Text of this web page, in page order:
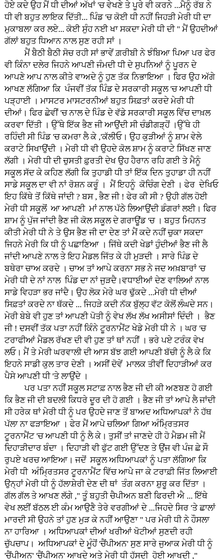
ਹੋਏ ਕਦੇ ਉਹ ਮੈਂ ਧੀ ਦੀਆਂ ਅੱਖਾਂ 'ਚ ਵੇਖਣੇ ਤੇ ਪੂਰੇ ਵੀ ਕਰਨੇ ...ਮੈਨੂੰ ਰੱਬ ਨੇ
ਧੀ ਵੀ ਬਹੁਤ ਲਾਇਕ ਦਿੱਤੀ... ਪਿੰਡ 'ਚ ਕੋਈ ਧੀ ਨਹੀਂ ਜਿਹੜੀ ਮੇਰੀ ਧੀ ਦਾ
ਮੁਕਾਬਲਾ ਕਰ ਲਏ... ਕੋਈ ਸੁੰਹ ਨਈ ਖਾ ਸਕਦਾ ਮੇਰੀ ਧੀ ਦੀ " ਮੈਂ ਉਹਦੀਆਂ
ਗੱਲਾਂ ਬਹੁਤ ਧਿਆਨ ਨਾਲ ਸੁਣ ਰਹੀ ਸਾਂ ।
ਮੈਂ ਬੈਠੀ ਬੈਠੀ ਸੋਚ ਰਹੀ ਸਾਂ ਭਾਵੇਂ ਗ਼ਰੀਬੀ ਨੇ ਝੰਬਿਆ ਪਿਆ ਪਰ ਫੇਰ
ਵੀ ਕਿੰਨਾ ਦਲੇਰ ਜਿਹਨੇ ਆਪਣੀ ਜੰਮਦੀ ਧੀ ਦੇ ਸੁਪਨਿਆਂ ਨੂੰ ਪੂਰਨ ਦੇ
ਆਪਣੇ ਆਪ ਨਾਲ ਕੀਤੇ ਵਾਅਦੇ ਨੂੰ ਹੁਣ ਤੱਕ ਨਿਭਾਇਆ । ਫਿਰ ਉਹ ਅੱਗੇ
ਆਖਣ ਲੱਗਿਆ ਕਿ ਪੰਜਵੀਂ ਤੱਕ ਪਿੰਡ ਦੇ ਸਰਕਾਰੀ ਸਕੂਲ 'ਚ ਆਪਣੀ ਧੀ
ਪੜ੍ਹਾਈ । ਮਾਸਟਰ ਮਾਸਟਰਨੀਆਂ ਬਹੁਤ ਸਿਫ਼ਤਾਂ ਕਰਦੇ ਮੇਰੀ ਧੀ
ਦੀਆਂ। ਫਿਰ ਛੇਵੀਂ 'ਚ ਨਾਲ ਦੇ ਪਿੰਡ ਦੇ ਵੱਡੇ ਸਰਕਾਰੀ ਸਕੂਲ ਵਿੱਚ ਦਾਖ਼ਲ
ਕਰਵਾ ਦਿੱਤੀ । ਉੱਥੇ ਇੱਕ ਭੈਣ ਜੀ ਆਉਂਦੀ ਸੀ ਚੰਡੀਗੜ੍ਹੋਂ ।ਉੱਥੇ ਹੀ
ਰਹਿੰਦੀ ਸੀ ਪਿੰਡ 'ਚ ਕਮਰਾ ਲੈ ਕੇ ,'ਕੱਲੀਓ। ਉਹ ਕੁੜੀਆਂ ਨੂੰ ਸ਼ਾਮ ਵੇਲੇ
ਕਰਾਟੇ ਸਿਖਾਉਂਦੀ । ਮੇਰੀ ਧੀ ਵੀ ਉਹਦੇ ਕੋਲ ਸ਼ਾਮ ਨੂੰ ਕਰਾਟੇ ਸਿੱਖਣ ਜਾਣ
ਲੱਗੀ । ਮੇਰੀ ਧੀ ਦੀ ਚੁਸਤੀ ਫ਼ੁਰਤੀ ਦੇਖ ਉਹ ਹੈਰਾਨ ਰਹਿ ਗਈ ਤੇ ਮੈਨੂੰ
ਸਕੂਲ ਸੱਦ ਕੇ ਕਹਿਣ ਲੱਗੀ ਕਿ ਤੁਹਾਡੀ ਧੀ ਤਾਂ ਇੱਕ ਦਿਨ ਤੁਹਾਡਾ ਹੀ ਨਹੀਂ
ਸਾਡੇ ਸਕੂਲ ਦਾ ਵੀ ਨਾਂ ਰੋਸ਼ਨ ਕਰੂੰ । ਮੈਂ ਇਹਨੂੰ ਕੋਚਿੰਗ ਦੇਣੀ । ਫੇਰ ਦੇਖਿਓ
ਇਹ ਕਿੱਥੇ ਤੋਂ ਕਿੱਥੇ ਜਾਂਦੀ ? ਬਸ , ਭੈਣ ਜੀ ! ਫੇਰ ਕੀ ਸੀ ? ਉਹੀ ਗੱਲ ਹੋਈ
ਮੇਰੀ ਧੀ ਸਕੂਲੋਂ ਆ ਆਪਣੀ ਮਾਂ ਨਾਲ ਪੱਠੇ ਲਿਆਉਂਦੀ ਡੰਗਰਾਂ ਲਈ। ਫਿਰ
ਸ਼ਾਮ ਨੂੰ ਪੁੱਜ ਜਾਂਦੀ ਭੈਣ ਜੀ ਕੋਲ ਸਕੂਲ ਦੇ ਗਰਾਊਂਡ 'ਚ । ਬਹੁਤ ਮਿਹਨਤ
ਕੀਤੀ ਮੇਰੀ ਧੀ ਨੇ ਤੇ ਉਸ ਭੈਣ ਜੀ ਦਾ ਦੇਣ ਤਾਂ ਮੈਂ ਕਦੇ ਨਹੀਂ ਚੁਕਾ ਸਕਦਾ
ਜਿਹਨੇ ਮੇਰੀ ਕਿ ਧੀ ਨੂੰ ਪਛਾਣਿਆ । ਜਿੱਥੇ ਕਦੀ ਖੇਡਾਂ ਹੁੰਦੀਆਂ ਭੈਣ ਜੀ ਲੈ
ਜਾਂਦੀ ਆਪਣੇ ਨਾਲ ਤੇ ਇਹ ਮੈਡਲ ਜਿੱਤ ਕੇ ਹੀ ਮੁੜਦੀ । ਸਾਰੇ ਪਿੰਡ ਦੇ
ਬਥੇਰਾ ਚਾਅ ਕਰਦੇ । ਚਾਅ ਤਾਂ ਆਪੇ ਕਰਨਾ ਸਭ ਨੇ ਜਦ ਅਖ਼ਬਾਰਾਂ 'ਚ
ਮੇਰੀ ਧੀ ਦੇ ਨਾਂ ਨਾਲ ਪਿੰਡ ਦਾ ਨਾਂ ਜੁੜਦੈ।ਵਧਾਈਆਂ ਦੇਣ ਵਾਲਿਆਂ ਨਾਲ
ਸਾਡੇ ਵਿਹੜਾ ਭਰ ਜਾਂਦੈ। ਉਹ ਲੋਕ ਮੇਰੇ ਘਰ ਢੁੱਕਦੇ ...ਮੇਰੀ ਧੀ ਦੀਆਂ
ਸਿਫ਼ਤਾਂ ਕਰਦੇ ਨਾ ਥੱਕਦੇ ... ਜਿਹੜੇ ਕਦੀ ਨੱਕ ਬੁੱਲ੍ਹ ਵੱਟ ਕੋਲੋਂ ਲੰਘਦੇ ਸਨ।
ਮੇਰੀ ਬੇਬੇ ਵੀ ਹੁਣ ਤਾਂ ਆਪਣੀ ਪੋਤੀ ਨੂੰ ਵੇਖ ਲੱਖ ਲੱਖ ਅਸੀਸਾਂ ਦਿੰਦੀ । ਭੈਣ
ਜੀ ! ਦਸਵੀਂ ਤੱਕ ਪਤਾ ਨਹੀਂ ਕਿੰਨੇ ਟੂਰਨਾਮੈਂਟ ਖੇਡੇ ਮੇਰੀ ਧੀ ਨੇ । ਘਰ 'ਚ
ਟਰਾਫੀਆਂ ਮੈਡਲ ਰੱਖਣ ਦੀ ਵੀ ਹੁਣ ਤਾਂ ਥਾਂ ਨਹੀਂ । ਭਰੇ ਪਏ ਟਰੰਕ ਵੇਖ
ਲਓ। ਮੈਂ ਤੇ ਮੇਰੀ ਘਰਵਾਲੀ ਦੀ ਆਸ ਬੱਝ ਗਈ ਆਪਣੀ ਬੱਚੀ ਨੂੰ ਲੈ ਕੇ ਕਿ
ਇਹਨੇ ਸਾਡੀ ਕੁਲ ਤਾਰ ਦੇਣੀ । ਅਸੀਂ ਦੋਵੇਂ ਮਾਲਕ ਤੀਵੀਂ ਦਿਹਾੜੀਆਂ ਕਰ
ਪੈਸੇ ਆਪਣੀ ਧੀ 'ਤੇ ਲਾਉਂਦੇ ।
ਪਰ ਪਤਾ ਨਹੀਂ ਸਕੂਲ ਸਟਾਫ਼ ਨਾਲ ਭੈਣ ਜੀ ਦੀ ਕੀ ਅਣਬਣ ਹੋ ਗਈ
ਕਿ ਭੈਣ ਜੀ ਦੀ ਬਦਲੀ ਕਿਧਰੇ ਦੂਰ ਦੀ ਹੋ ਗਈ । ਭੈਣ ਜੀ ਤਾਂ ਆਪੇ ਲੈ ਜਾਂਦੀ
ਸੀ ਹਰੇਕ ਥਾਂ ਮੇਰੀ ਧੀ ਨੂੰ ਪਰ ਉਹਦੇ ਜਾਣ ਤੋਂ ਬਾਅਦ ਅਧਿਆਪਕਾਂ ਨੇ ਹੱਥ
ਪੱਲਾ ਨਾ ਫੜਾਇਆ । ਫੇਰ ਮੈਂ ਆਪੇ ਚਲਿਆ ਗਿਆ ਅੰਮ੍ਰਿਤਸਰ
ਟੂਰਨਾਮੈਂਟ 'ਚ ਆਪਣੀ ਧੀ ਨੂੰ ਲੈ ਕੇ। ਤੁਸੀਂ ਤਾਂ ਜਾਣਦੇ ਹੀ ਹੋ ਮੈਡਮ ਜੀ ਮੈਂ
ਦਿਹਾੜੀਦਾਰ ਬੰਦਾ । ਦਿਹਾੜੀ ਵੀ ਫੁੱਟ ਗਈ ਉੱਦਣ ਤੇ ਉਂਜ ਵੀ ਪੰਜ ਛੇ ਸੌ
ਰੁਪਏ ਖਰਚ ਆਇਆ। ਜਦੋਂ ਸਕੂਲ ਅਧਿਆਪਕਾਂ ਨੂੰ ਪਤਾ ਲੱਗਿਆ ਕਿ
ਮੇਰੀ ਧੀ ਅੰਮ੍ਰਿਤਸਰ ਟੂਰਨਾਮੈਂਟ ਵਿੱਚ ਆਪੇ ਜਾ ਕੇ ਟਰਾਫ਼ੀ ਜਿੱਤ ਲਿਆਈ
ਉਨ੍ਹਾਂ ਮੇਰੀ ਧੀ ਨੂੰ ਹੱਲਾਸ਼ੇਰੀ ਦੇਣ ਦੀ ਥਾਂ ਤੰਗ ਕਰਨਾ ਸ਼ੁਰੂ ਕਰ ਦਿੱਤਾ ।
ਗੱਲ ਗੱਲ ਤੇ ਆਖਣ ਲੱਗੇ ," ਤੂੰ ਬਹੁਤੀ ਚੈਪੀਅਨ ਬਣੀ ਫਿਰਦੀ ਐ ... ਇੱਥੇ
ਵੇਖ ਲਈਂ ਬੱਠਲ ਈ ਕੰਮ ਆਉਣੈ ਤੇਰੇ ਵਰਗੀਆਂ ਦੇ ...ਜਿਹਦੇ ਸਿਰ 'ਤੇ ਛਾਲਾਂ
ਮਾਰਦੀ ਸੀ ਉਹਨੇ ਤਾਂ ਹੁਣ ਮੁੜ ਕੇ ਨਹੀਂ ਆਉਣਾ " ਪਰ ਮੇਰੀ ਧੀ ਨੇ ਹੌਸਲਾ
ਨਾ ਹਾਰਿਆ । ਅਧਿਆਪਕਾਂ ਦੀਆਂ ਖਰੀਆਂ ਖੋਟੀਆਂ ਸੁਣਦੀ ਰਹੀ
ਚੁੱਪਚਾਪ। ਅਧਿਆਪਕਾਂ ਦੇ ਮੂੰਹੋਂ 'ਚੈਂਪੀਅਨ' ਸੁਣ ਸਾਰੇ ਜੁਆਕ ਮੇਰੀ ਧੀ ਨੂੰ
'ਚੈਂਪੀਅਨ' 'ਚੈਂਪੀਅਨ' ਆਖਦੇ ਅਤੇ ਮੇਰੀ ਧੀ ਹੱਸਦੀ ਹੋਈ ਆਖਦੀ ,"